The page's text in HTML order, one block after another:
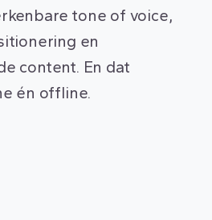
tone of voice,
en
content. En dat
én offline.